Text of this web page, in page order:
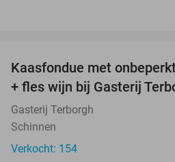
Kaasfondue met
+ fles wijn bij Gasterij
Gasterij Terborgh
Schinnen
Verkocht: 154